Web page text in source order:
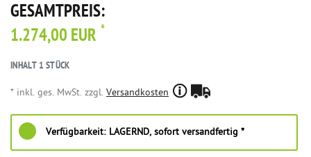
GESAMTPREIS:
1.274,00 EUR *
INHALT 1STÜCK
* inkl. ges. MwSt. zzgl. Versandkosten
Verfügbarkeit: LAGERND, sofort versandfertig *